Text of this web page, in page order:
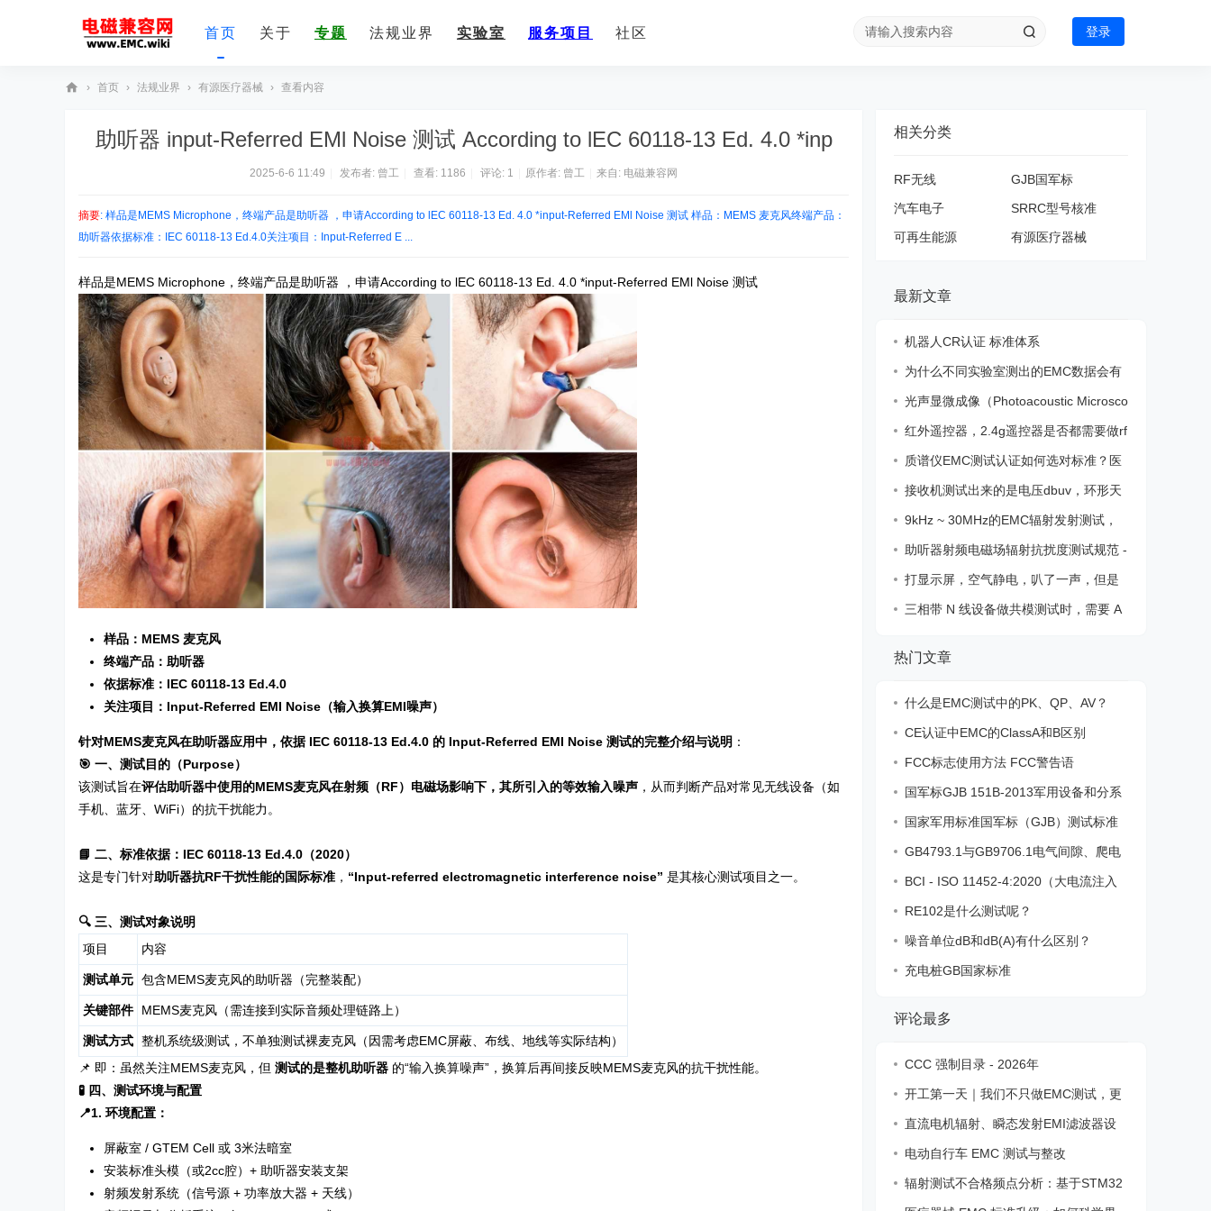
首页 关于 专题 法规业界 实验室 服务项目 社区 登录
术
社
› 首页 › 法规业界 › 有源医疗器械 › 查看内容
助听器 input-Referred EMl Noise 测试 According to lEC 60118-13 Ed. 4.0 *inp
2025-6-6 11:49 发布者: 曾工 查看: 1186 评论: 1 原作者: 曾工 来自: 电磁兼容网
摘要: 样品是MEMS Microphone，终端产品是助听器 ，申请According to lEC 60118-13 Ed. 4.0 *input-Referred EMl Noise 测试 样品：MEMS 麦克风终端产品：
助听器依据标准：IEC 60118-13 Ed.4.0关注项目：Input-Referred E ...
样品是MEMS Microphone，终端产品是助听器 ，申请According to lEC 60118-13 Ed. 4.0 *input-Referred EMl Noise 测试
样品：MEMS 麦克风
终端产品：助听器
依据标准：IEC 60118-13 Ed.4.0
关注项目：Input-Referred EMI Noise（输入换算EMI噪声）
针对MEMS麦克风在助听器应用中，依据 IEC 60118-13 Ed.4.0 的 Input-Referred EMI Noise 测试的完整介绍与说明 ：
🎯 一、测试目的（Purpose）
该测试旨在评估助听器中使用的MEMS麦克风在射频（RF）电磁场影响下，其所引入的等效输入噪声 ，从而判断产品对常见无线设备（如
手机、蓝牙、WiFi）的抗干扰能力。
📘 二、标准依据：IEC 60118-13 Ed.4.0（2020）
这是专门针对助听器抗RF干扰性能的国际标准 ， “Input-referred electromagnetic interference noise” 是其核心测试项目之一。
🔍 三、测试对象说明
项目
内容
测试单元 包含MEMS麦克风的助听器（完整装配）
关键部件 MEMS麦克风（需连接到实际音频处理链路上）
测试方式 整机系统级测试，不单独测试裸麦克风（因需考虑EMC屏蔽、布线、地线等实际结构）
📌 即：虽然关注MEMS麦克风，但 测试的是整机助听器 的“输入换算噪声”，换算后再间接反映MEMS麦克风的抗干扰性能。
🧪 四、测试环境与配置
📍1. 环境配置：
屏蔽室 / GTEM Cell 或 3米法暗室
安装标准头模（或2cc腔）+ 助听器安装支架
射频发射系统（信号源 + 功率放大器 + 天线）
相关分类
RF无线
GJB国军标
汽车电子
SRRC型号核准
可再生能源
有源医疗器械
最新文章
机器人CR认证 标准体系
为什么不同实验室测出的EMC数据会有
差异？
光声显微成像（Photoacoustic Microsco
py，
红外遥控器，2.4g遥控器是否都需要做rf
认证质谱仪EMC测试认证如何选对标准？医
疗器械
接收机测试出来的是电压dbuv，环形天
线测试
9kHz ~ 30MHz的EMC辐射发射测试，
我们应该
助听器射频电磁场辐射抗扰度测试规范 -
IRI打显示屏，空气静电，叭了一声，但是
不影响
三相带 N 线设备做共模测试时，需要 A
热门文章
什么是EMC测试中的PK、QP、AV？
CE认证中EMC的ClassA和B区别
FCC标志使用方法 FCC警告语
国军标GJB 151B-2013军用设备和分系
统电磁
国家军用标准国军标（GJB）测试标准
一览表
GB4793.1与GB9706.1电气间隙、爬电
距离、电
BCI - ISO 11452-4:2020（大电流注入
法）RE102是什么测试呢？
噪音单位dB和dB(A)有什么区别？
充电桩GB国家标准
评论最多
CCC 强制目录 - 2026年
开工第一天｜我们不只做EMC测试，更
解决现
直流电机辐射、瞬态发射EMI滤波器设
计电动自行车 EMC 测试与整改
辐射测试不合格频点分析：基于STM32